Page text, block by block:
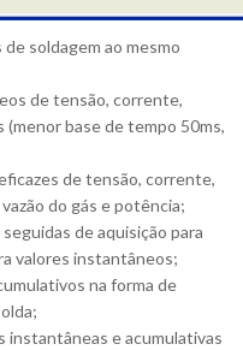
soldagem ao mesmo
de tensão, corrente,
(menor base de tempo 50ms,
de tensão, corrente,
do gás e potência;
de aquisição para
valores instantâneos;
na forma de
instantâneas e acumulativas